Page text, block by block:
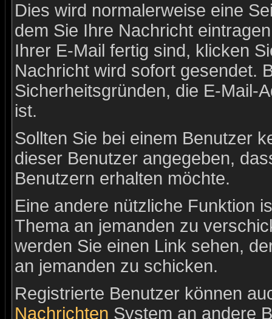
Dies wird normalerweise eine
dem Sie Ihre Nachricht
Ihrer E-Mail fertig sind, klicken
Nachricht wird sofort gesendet.
Sicherheitsgründen, die E-Mail-
ist.
Sollten Sie bei einem Benutzer
dieser Benutzer angegeben,
Benutzern erhalten möchte.
Eine andere nützliche Funktion
Thema an jemanden zu
werden Sie einen Link sehen,
an jemanden zu schicken.
Registrierte Benutzer können
Nachrichten System an andere